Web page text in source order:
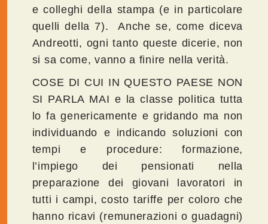
e colleghi della stampa (e in particolare
quelli della 7). Anche se, come diceva
Andreotti, ogni tanto queste dicerie, non
si sa come, vanno a finire nella verità.
COSE DI CUI IN QUESTO PAESE NON
SI PARLA MAI e la classe politica tutta
lo fa genericamente e gridando ma non
individuando e indicando soluzioni con
tempi e procedure: formazione,
l’impiego dei pensionati nella
preparazione dei giovani lavoratori in
tutti i campi, costo tariffe per coloro che
hanno ricavi (remunerazioni o guadagni)